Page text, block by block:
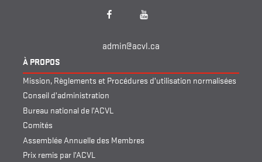
Facebook YouTube
admin@acvl.ca
À PROPOS
Mission, Règlements et Procédures d’utilisation normalisées
Conseil d’administration
Bureau national de l’ACVL
Comités
Assemblée Annuelle des Membres
Prix remis par l’ACVL